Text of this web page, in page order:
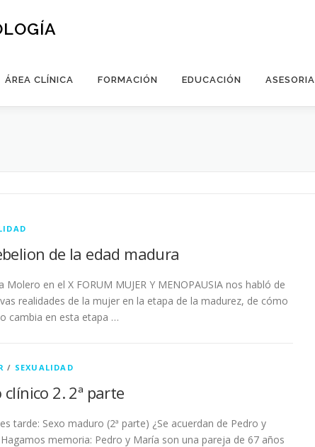
ÁREA CLÍNICA FORMACIÓN EDUCACIÓN ASESORIA
de la edad madura
Molero en el X FORUM MUJER Y MENOPAUSIA nos habló de
realidades de la mujer en la etapa de la madurez, de cómo
cambia en esta etapa …
/ SEXUALIDAD
clínico 2. 2ª parte
tarde: Sexo maduro (2ª parte) ¿Se acuerdan de Pedro y
memoria: Pedro y María son una pareja de 67 años